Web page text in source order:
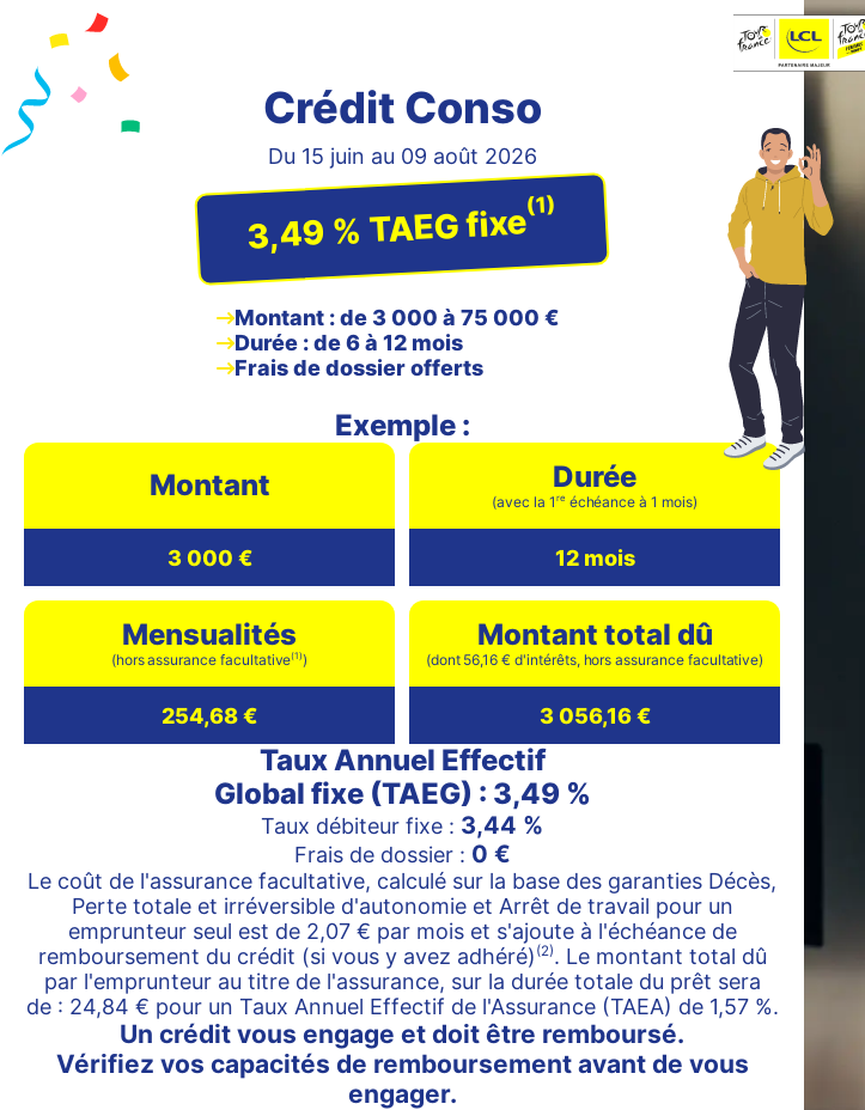
Crédit Conso
Du 15 juin au 09 août 2026
3,49 % TAEG fixe(1)
Montant : de 3 000 à 75 000 €
Durée : de 6 à 12 mois
Frais de dossier offerts
Exemple :
Montant
3 000 €
Durée
(avec la 1 re échéance à 1 mois)
12 mois
Mensualités
(hors assurance facultative(1))
254,68 €
Montant total dû
(dont 56,16 € d'intérêts, hors assurance facultative)
3 056,16 €
Taux Annuel Effectif
Global fixe (TAEG) : 3,49 %
Taux débiteur fixe : 3,44 %
Frais de dossier : 0 €
Le coût de l'assurance facultative, calculé sur la base des garanties Décès,
Perte totale et irréversible d'autonomie et Arrêt de travail pour un
emprunteur seul est de 2,07 € par mois et s'ajoute à l'échéance de
remboursement du crédit (si vous y avez adhéré) (2). Le montant total dû
par l'emprunteur au titre de l'assurance, sur la durée totale du prêt sera
de : 24,84 € pour un Taux Annuel Effectif de l'Assurance (TAEA) de 1,57 %.
Un crédit vous engage et doit être remboursé.
Vérifiez vos capacités de remboursement avant de vous
engager.